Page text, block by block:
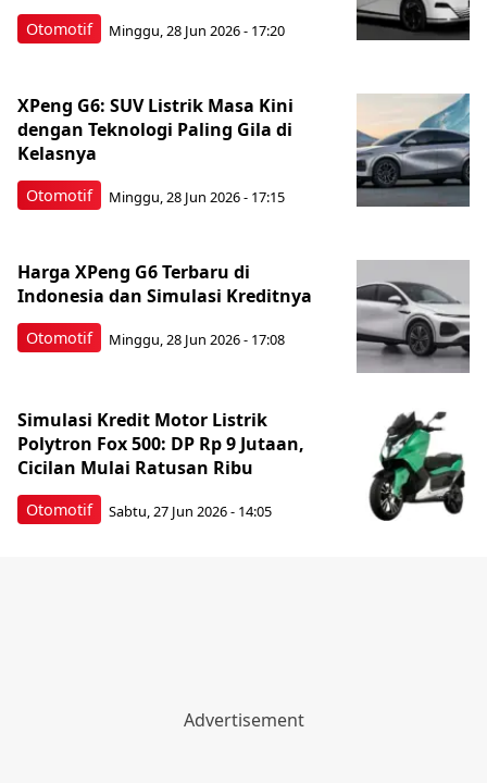
Otomotif Minggu, 28 Jun 2026 - 17:20
Otomotif
XPeng G6: SUV Listrik Masa Kini
dengan Teknologi Paling Gila di
Kelasnya
Minggu, 28 Jun 2026 - 17:15
Otomotif
Harga XPeng G6 Terbaru di
Indonesia dan Simulasi Kreditnya
Minggu, 28 Jun 2026 - 17:08
Otomotif
Simulasi Kredit Motor Listrik
Polytron Fox 500: DP Rp 9 Jutaan,
Cicilan Mulai Ratusan Ribu
Sabtu, 27 Jun 2026 - 14:05